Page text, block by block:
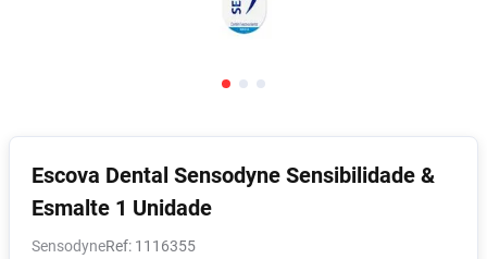
Escova Dental Sensodyne Sensibilidade &
Esmalte 1 Unidade
Sensodyne : 1116355